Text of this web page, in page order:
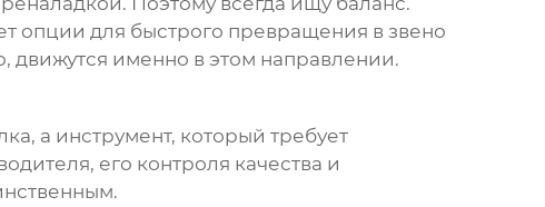
опции для быстрого превращения в звено
именно в этом направлении.
а инструмент, который требует
его контроля качества и